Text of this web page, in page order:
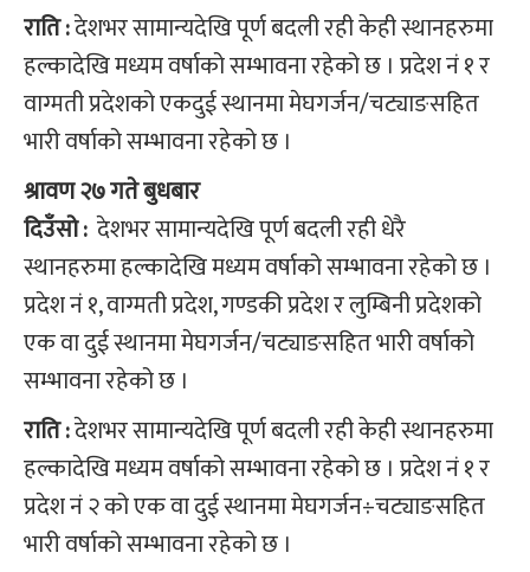
राति :देशभर सामान्यदेखि पूर्ण बदली रही केही स्थानहरुमा
हल्कादेखि मध्यम वर्षाको सम्भावना रहेको छ । प्रदेश नं १ र
वाग्मती प्रदेशको एकदुई स्थानमा मेघगर्जन/चट्याङसहित
भारी वर्षाको सम्भावना रहेको छ ।
श्रावण २७ गते बुधबार
दिउँसो : देशभर सामान्यदेखि पूर्ण बदली रही धेरै
स्थानहरुमा हल्कादेखि मध्यम वर्षाको सम्भावना रहेको छ ।
प्रदेश नं १, वाग्मती प्रदेश, गण्डकी प्रदेश र लुम्बिनी प्रदेशको
एक वा दुई स्थानमा मेघगर्जन/चट्याङसहित भारी वर्षाको
सम्भावना रहेको छ ।
राति :देशभर सामान्यदेखि पूर्ण बदली रही केही स्थानहरुमा
हल्कादेखि मध्यम वर्षाको सम्भावना रहेको छ । प्रदेश नं १ र
प्रदेश नं २ को एक वा दुई स्थानमा मेघगर्जन÷चट्याङसहित
भारी वर्षाको सम्भावना रहेको छ ।